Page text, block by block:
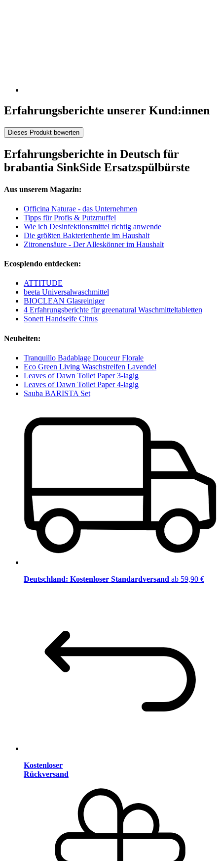
Erfahrungsberichte unserer Kund:innen
Dieses Produkt bewerten
Erfahrungsberichte in Deutsch für
brabantia SinkSide Ersatzspülbürste
Aus unserem Magazin:
Officina Naturae - das Unternehmen
Tipps für Profis & Putzmuffel
Wie ich Desinfektionsmittel richtig anwende
Die größten Bakterienherde im Haushalt
Zitronensäure - Der Alleskönner im Haushalt
Ecosplendo entdecken:
ATTITUDE
beeta Universalwaschmittel
BIOCLEAN Glasreiniger
4 Erfahrungsberichte für greenatural Waschmitteltabletten
Sonett Handseife Citrus
Neuheiten:
Tranquillo Badablage Douceur Florale
Eco Green Living Waschstreifen Lavendel
Leaves of Dawn Toilet Paper 3-lagig
Leaves of Dawn Toilet Paper 4-lagig
Sauba BARISTA Set
Deutschland: Kostenloser Standardversand ab 59,90 €
Kostenloser
Rückversand